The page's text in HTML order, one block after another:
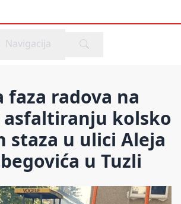
menu
Navigacija
faza radova na
asfaltiranju kolsko
staza u ulici Aleja
u Tuzli